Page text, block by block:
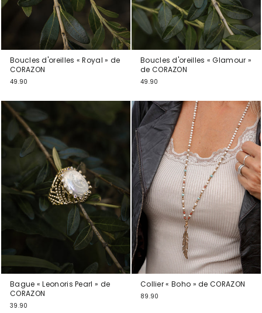
Boucles d'oreilles « Royal » de
CORAZON
49.90
Boucles d'oreilles « Glamour »
de CORAZON
49.90
Bague « Leonoris Pearl » de
CORAZON
39.90
Collier « Boho » de CORAZON
89.90